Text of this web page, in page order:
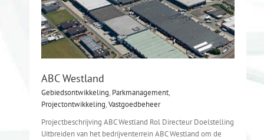
ABC Westland
Gebiedsontwikkeling, Parkmanagement,
Projectontwikkeling,Vastgoedbeheer
Projectbeschrijving ABC Westland Rol Directeur Doelstelling
Uitbreiden van het bedrijventerrein ABC Westland om de